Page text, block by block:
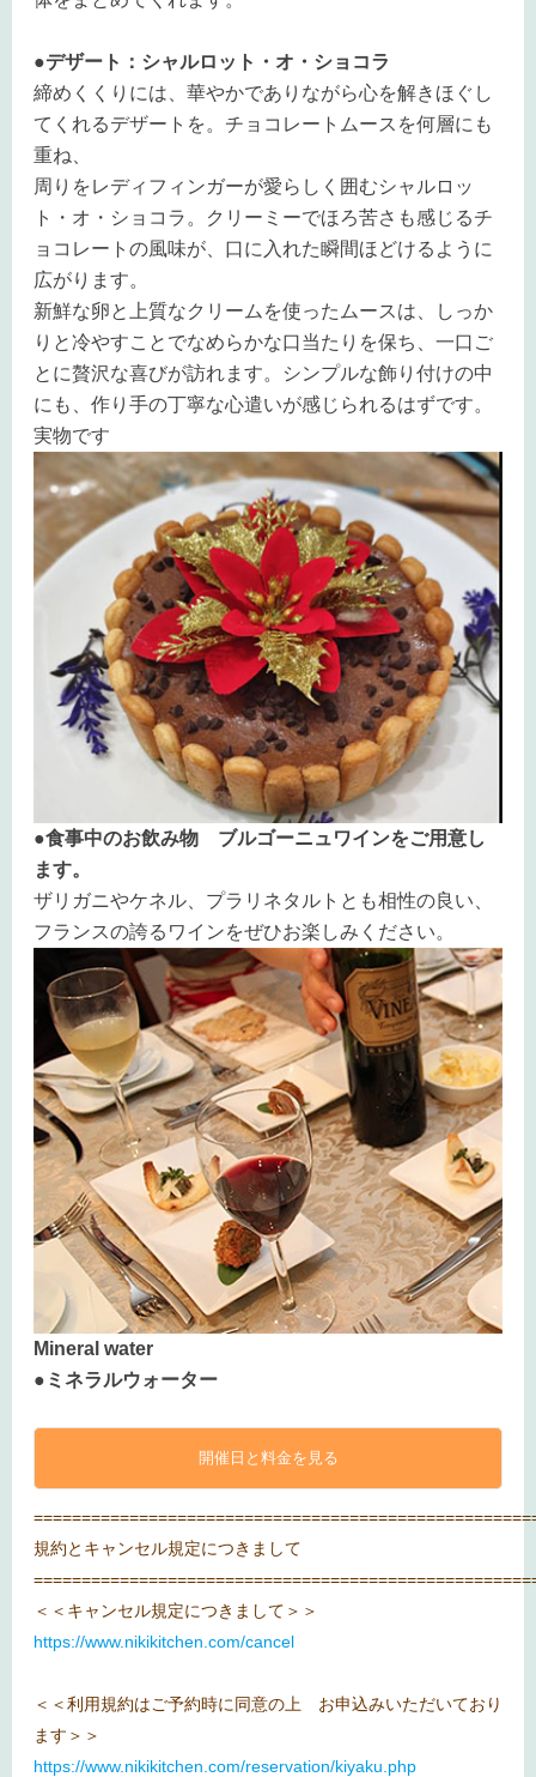
●デザート：シャルロット・オ・ショコラ
締めくくりには、華やかでありながら心を解きほぐし
てくれるデザートを。チョコレートムースを何層にも
重ね、
周りをレディフィンガーが愛らしく囲むシャルロッ
ト・オ・ショコラ。クリーミーでほろ苦さも感じるチ
ョコレートの風味が、口に入れた瞬間ほどけるように
広がります。
新鮮な卵と上質なクリームを使ったムースは、しっか
りと冷やすことでなめらかな口当たりを保ち、一口ご
とに贅沢な喜びが訪れます。シンプルな飾り付けの中
にも、作り手の丁寧な心遣いが感じられるはずです。
実物です
●食事中のお飲み物 ブルゴーニュワインをご用意し
ます。
ザリガニやケネル、プラリネタルトとも相性の良い、
フランスの誇るワインをぜひお楽しみください。
Mineral water
●ミネラルウォーター
開催日と料金を見る
規約とキャンセル規定につきまして
＜＜キャンセル規定につきまして＞＞
https://www.nikikitchen.com/cancel
＜＜利用規約はご予約時に同意の上 お申込みいただいており
ます＞＞
https://www.nikikitchen.com/reservation/kiyaku.php